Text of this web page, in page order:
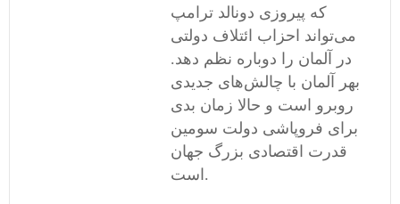
که پیروزی دونالد ترامپ
می‌تواند احزاب ائتلاف دولتی
در آلمان را دوباره نظم دهد.
بهر آلمان با چالش‌های جدیدی
روبرو است و حالا زمان بدی
برای فروپاشی دولت سومین
قدرت اقتصادی بزرگ جهان
است.